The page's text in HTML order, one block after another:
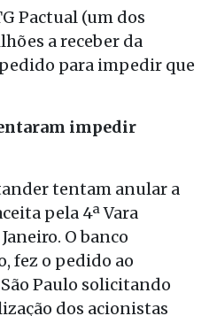
Pactual (um dos
a receber da
para impedir que
impedir
tentam anular a
pela 4ª Vara
O banco
fez o pedido ao
Paulo solicitando
dos acionistas